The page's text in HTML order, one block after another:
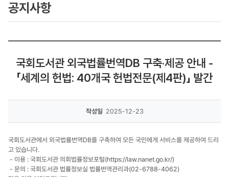
공지사항
국회도서관 외국법률번역DB 구축·제공 안내 -
「세계의 헌법: 40개국 헌법전문(제4판)」 발간
작성일 2025-12-23
국회도서관에서 외국법률번역DB를 구축하여 모든 국민에게 서비스를 제공하여 드리
고 있습니다.
- 이용 : 국회도서관 의회법률정보포털(https://law.nanet.go.kr/)
- 문의 : 국회도서관 법률정보실 법률번역관리과(02-6788-4062)